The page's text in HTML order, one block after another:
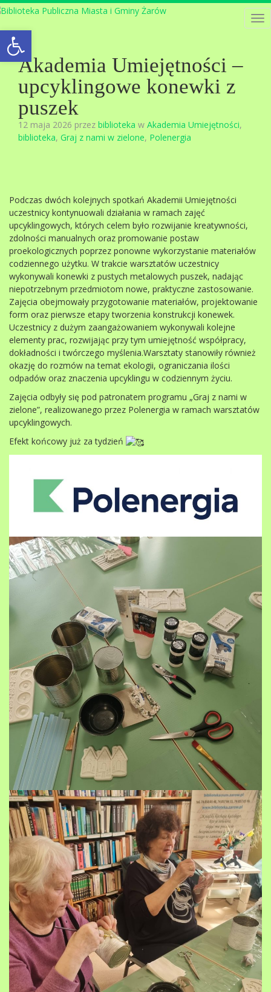
Open toolbar
Akademia Umiejętności –
upcyklingowe konewki z
puszek
12 maja 2026 przez biblioteka w Akademia Umiejętności,
biblioteka, Graj z nami w zielone, Polenergia
Podczas dwóch kolejnych spotkań Akademii Umiejętności
uczestnicy kontynuowali działania w ramach zajęć
upcyklingowych, których celem było rozwijanie kreatywności,
zdolności manualnych oraz promowanie postaw
proekologicznych poprzez ponowne wykorzystanie materiałów
codziennego użytku. W trakcie warsztatów uczestnicy
wykonywali konewki z pustych metalowych puszek, nadając
niepotrzebnym przedmiotom nowe, praktyczne zastosowanie.
Zajęcia obejmowały przygotowanie materiałów, projektowanie
form oraz pierwsze etapy tworzenia konstrukcji konewek.
Uczestnicy z dużym zaangażowaniem wykonywali kolejne
elementy prac, rozwijając przy tym umiejętność współpracy,
dokładności i twórczego myślenia.Warsztaty stanowiły również
okazję do rozmów na temat ekologii, ograniczania ilości
odpadów oraz znaczenia upcyklingu w codziennym życiu.
Zajęcia odbyły się pod patronatem programu „Graj z nami w
zielone”, realizowanego przez Polenergia w ramach warsztatów
upcyklingowych.
Efekt końcowy już za tydzień